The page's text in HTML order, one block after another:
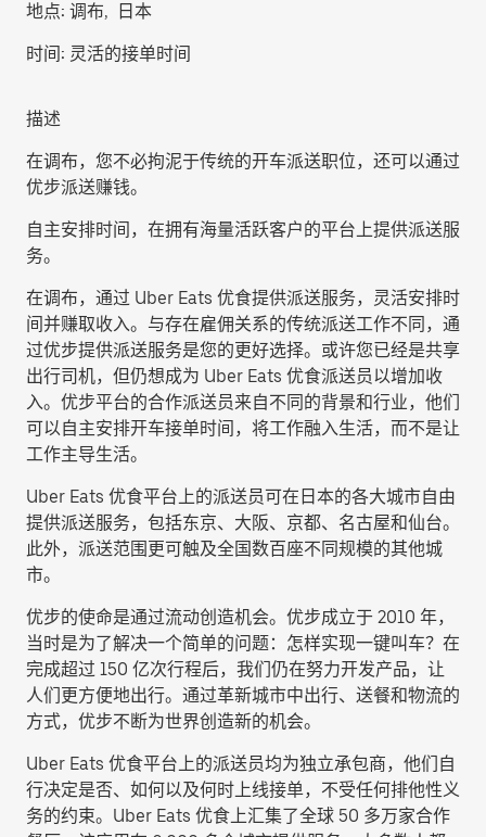
地点: 调布, 日本
时间: 灵活的接单时间
描述
在调布，您不必拘泥于传统的开车派送职位，还可以通过
优步派送赚钱。
自主安排时间，在拥有海量活跃客户的平台上提供派送服
务。
在调布，通过 Uber Eats 优食提供派送服务，灵活安排时
间并赚取收入。与存在雇佣关系的传统派送工作不同，通
过优步提供派送服务是您的更好选择。或许您已经是共享
出行司机，但仍想成为 Uber Eats 优食派送员以增加收
入。优步平台的合作派送员来自不同的背景和行业，他们
可以自主安排开车接单时间，将工作融入生活，而不是让
工作主导生活。
Uber Eats 优食平台上的派送员可在日本的各大城市自由
提供派送服务，包括东京、大阪、京都、名古屋和仙台。
此外，派送范围更可触及全国数百座不同规模的其他城
市。
优步的使命是通过流动创造机会。优步成立于 2010 年，
当时是为了解决一个简单的问题：怎样实现一键叫车？在
完成超过 150 亿次行程后，我们仍在努力开发产品，让
人们更方便地出行。通过革新城市中出行、送餐和物流的
方式，优步不断为世界创造新的机会。
Uber Eats 优食平台上的派送员均为独立承包商，他们自
行决定是否、如何以及何时上线接单，不受任何排他性义
务的约束。Uber Eats 优食上汇集了全球 50 多万家合作